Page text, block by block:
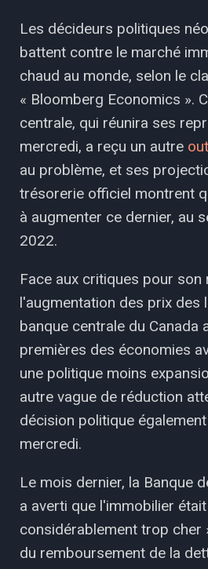
Les décideurs politiques
battent contre le marché
chaud au monde, selon le
« Bloomberg Economics ».
centrale, qui réunira ses
mercredi, a reçu un autre
au problème, et ses
trésorerie officiel montrent
à augmenter ce dernier, au
2022.
Face aux critiques pour son
l'augmentation des prix des
banque centrale du Canada
premières des économies
une politique moins
autre vague de réduction
décision politique
mercredi.
Le mois dernier, la Banque
a averti que l'immobilier était
considérablement trop cher
du remboursement de la